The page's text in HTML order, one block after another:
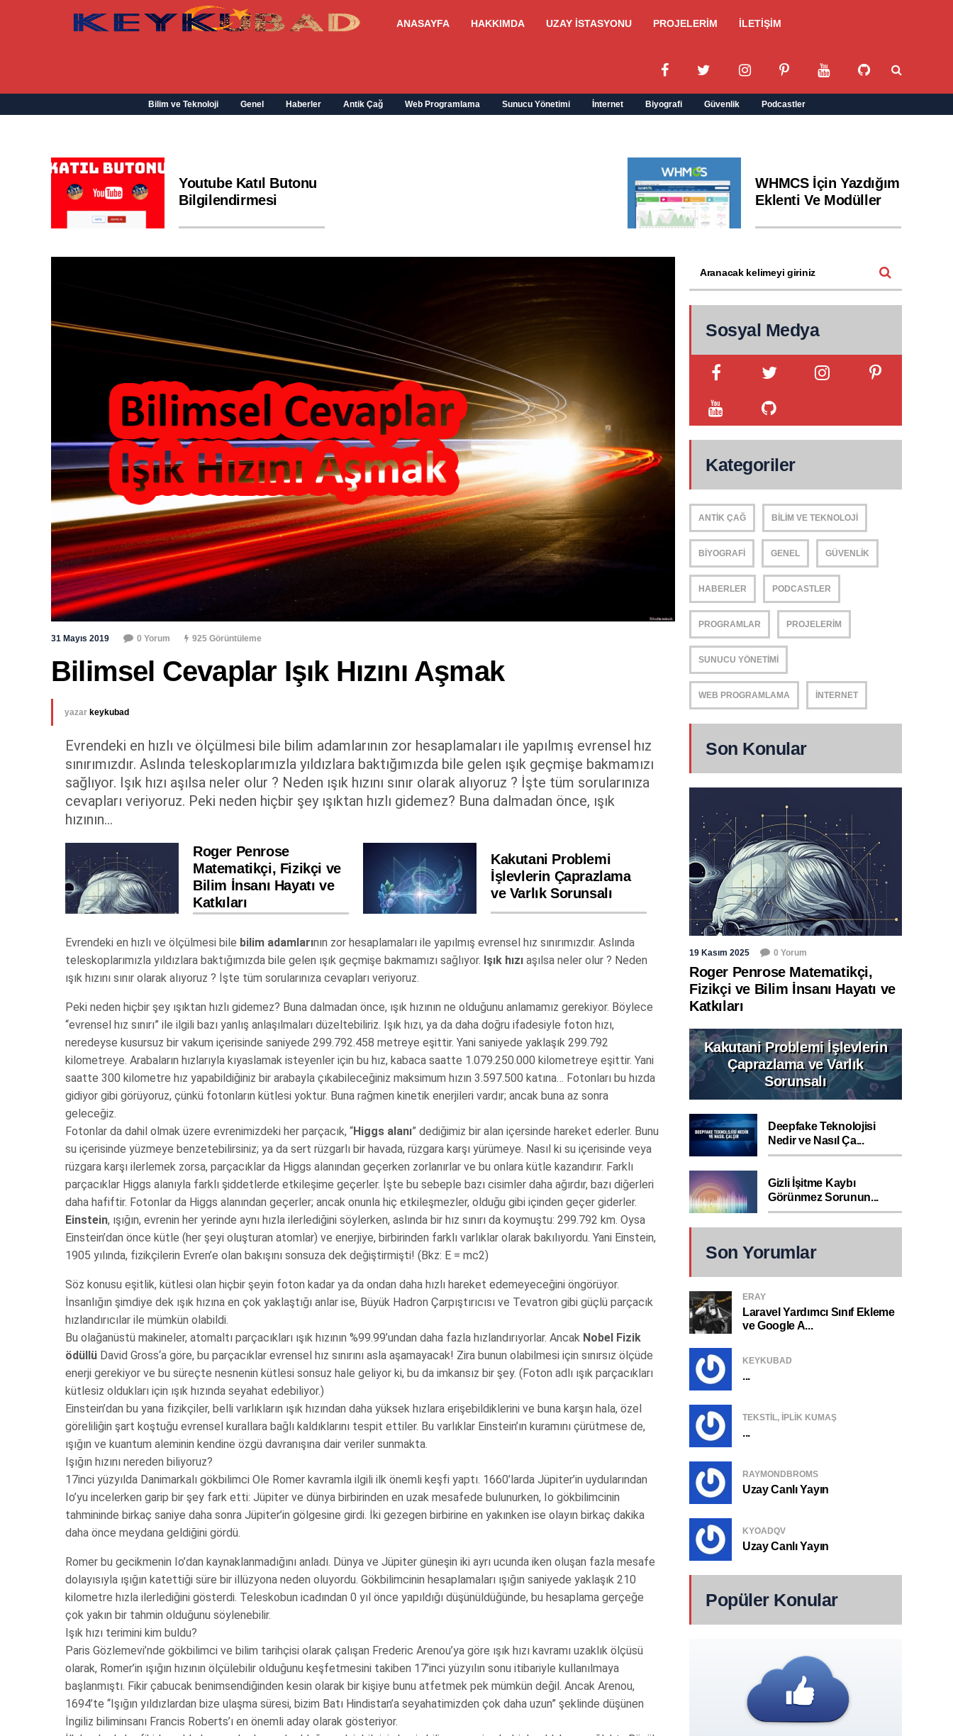
ANASAYFA HAKKIMDA UZAY İSTASYONU PROJELERİM İLETİŞİM
Bilim ve Teknoloji Genel Haberler Antik Çağ Web Programlama Sunucu Yönetimi İnternet Biyografi Güvenlik Podcastler
Youtube Katıl Butonu
Bilgilendirmesi
WHMCS İçin Yazdığım
Eklenti Ve Modüller
31 Mayıs 2019 0 Yorum 925 Görüntüleme
Bilimsel Cevaplar Işık Hızını Aşmak
yazar keykubad
Evrendeki en hızlı ve ölçülmesi bile bilim adamlarının zor hesaplamaları ile yapılmış evrensel hız
sınırımızdır. Aslında teleskoplarımızla yıldızlara baktığımızda bile gelen ışık geçmişe bakmamızı
sağlıyor. Işık hızı aşılsa neler olur ? Neden ışık hızını sınır olarak alıyoruz ? İşte tüm sorularınıza
cevapları veriyoruz. Peki neden hiçbir şey ışıktan hızlı gidemez? Buna dalmadan önce, ışık
hızının...
Roger Penrose
Matematikçi, Fizikçi ve
Bilim İnsanı Hayatı ve
Katkıları
Kakutani Problemi
İşlevlerin Çaprazlama
ve Varlık Sorunsalı
Evrendeki en hızlı ve ölçülmesi bile bilim adamlarının zor hesaplamaları ile yapılmış evrensel hız sınırımızdır. Aslında
teleskoplarımızla yıldızlara baktığımızda bile gelen ışık geçmişe bakmamızı sağlıyor. Işık hızı aşılsa neler olur ? Neden
ışık hızını sınır olarak alıyoruz ? İşte tüm sorularınıza cevapları veriyoruz.
Peki neden hiçbir şey ışıktan hızlı gidemez? Buna dalmadan önce, ışık hızının ne olduğunu anlamamız gerekiyor. Böylece
“evrensel hız sınırı” ile ilgili bazı yanlış anlaşılmaları düzeltebiliriz. Işık hızı, ya da daha doğru ifadesiyle foton hızı,
neredeyse kusursuz bir vakum içerisinde saniyede 299.792.458 metreye eşittir. Yani saniyede yaklaşık 299.792
kilometreye. Arabaların hızlarıyla kıyaslamak isteyenler için bu hız, kabaca saatte 1.079.250.000 kilometreye eşittir. Yani
saatte 300 kilometre hız yapabildiğiniz bir arabayla çıkabileceğiniz maksimum hızın 3.597.500 katına… Fotonları bu hızda
gidiyor gibi görüyoruz, çünkü fotonların kütlesi yoktur. Buna rağmen kinetik enerjileri vardır; ancak buna az sonra
geleceğiz.
Fotonlar da dahil olmak üzere evrenimizdeki her parçacık, “Higgs alanı” dediğimiz bir alan içersinde hareket ederler. Bunu
su içerisinde yüzmeye benzetebilirsiniz; ya da sert rüzgarlı bir havada, rüzgara karşı yürümeye. Nasıl ki su içerisinde veya
rüzgara karşı ilerlemek zorsa, parçacıklar da Higgs alanından geçerken zorlanırlar ve bu onlara kütle kazandırır. Farklı
parçacıklar Higgs alanıyla farklı şiddetlerde etkileşime geçerler. İşte bu sebeple bazı cisimler daha ağırdır, bazı diğerleri
daha hafiftir. Fotonlar da Higgs alanından geçerler; ancak onunla hiç etkileşmezler, olduğu gibi içinden geçer giderler.
Einstein, ışığın, evrenin her yerinde aynı hızla ilerlediğini söylerken, aslında bir hız sınırı da koymuştu: 299.792 km. Oysa
Einstein’dan önce kütle (her şeyi oluşturan atomlar) ve enerjiye, birbirinden farklı varlıklar olarak bakılıyordu. Yani Einstein,
1905 yılında, fizikçilerin Evren’e olan bakışını sonsuza dek değiştirmişti! (Bkz: E = mc2)
Söz konusu eşitlik, kütlesi olan hiçbir şeyin foton kadar ya da ondan daha hızlı hareket edemeyeceğini öngörüyor.
İnsanlığın şimdiye dek ışık hızına en çok yaklaştığı anlar ise, Büyük Hadron Çarpıştırıcısı ve Tevatron gibi güçlü parçacık
hızlandırıcılar ile mümkün olabildi.
Bu olağanüstü makineler, atomaltı parçacıkları ışık hızının %99.99’undan daha fazla hızlandırıyorlar. Ancak Nobel Fizik
ödüllü David Gross‘a göre, bu parçacıklar evrensel hız sınırını asla aşamayacak! Zira bunun olabilmesi için sınırsız ölçüde
enerji gerekiyor ve bu süreçte nesnenin kütlesi sonsuz hale geliyor ki, bu da imkansız bir şey. (Foton adlı ışık parçacıkları
kütlesiz oldukları için ışık hızında seyahat edebiliyor.)
Einstein’dan bu yana fizikçiler, belli varlıkların ışık hızından daha yüksek hızlara erişebildiklerini ve buna karşın hala, özel
göreliliğin şart koştuğu evrensel kurallara bağlı kaldıklarını tespit ettiler. Bu varlıklar Einstein’ın kuramını çürütmese de,
ışığın ve kuantum aleminin kendine özgü davranışına dair veriler sunmakta.
Işığın hızını nereden biliyoruz?
17inci yüzyılda Danimarkalı gökbilimci Ole Romer kavramla ilgili ilk önemli keşfi yaptı. 1660’larda Jüpiter’in uydularından
Io’yu incelerken garip bir şey fark etti: Jüpiter ve dünya birbirinden en uzak mesafede bulunurken, Io gökbilimcinin
tahmininde birkaç saniye daha sonra Jüpiter’in gölgesine girdi. İki gezegen birbirine en yakınken ise olayın birkaç dakika
daha önce meydana geldiğini gördü.
Romer bu gecikmenin Io’dan kaynaklanmadığını anladı. Dünya ve Jüpiter güneşin iki ayrı ucunda iken oluşan fazla mesafe
dolayısıyla ışığın katettiği süre bir illüzyona neden oluyordu. Gökbilimcinin hesaplamaları ışığın saniyede yaklaşık 210
kilometre hızla ilerlediğini gösterdi. Teleskobun icadından 0 yıl önce yapıldığı düşünüldüğünde, bu hesaplama gerçeğe
çok yakın bir tahmin olduğunu söylenebilir.
Işık hızı terimini kim buldu?
Paris Gözlemevi’nde gökbilimci ve bilim tarihçisi olarak çalışan Frederic Arenou’ya göre ışık hızı kavramı uzaklık ölçüsü
olarak, Romer’in ışığın hızının ölçülebilir olduğunu keşfetmesini takiben 17’inci yüzyılın sonu itibariyle kullanılmaya
başlanmıştı. Fikir çabucak benimsendiğinden kesin olarak bir kişiye bunu atfetmek pek mümkün değil. Ancak Arenou,
1694’te “Işığın yıldızlardan bize ulaşma süresi, bizim Batı Hindistan’a seyahatimizden çok daha uzun” şeklinde düşünen
İngiliz biliminsanı Francis Roberts’ı en önemli aday olarak gösteriyor.
Sosyal Medya
Kategoriler
ANTIK ÇAĞ BILIM VE TEKNOLOJI
BIYOGRAFI GENEL GÜVENLIK
HABERLER PODCASTLER
PROGRAMLAR PROJELERIM
SUNUCU YÖNETIMI
WEB PROGRAMLAMA İNTERNET
Son Konular
19 Kasım 2025 0 Yorum
Roger Penrose Matematikçi,
Fizikçi ve Bilim İnsanı Hayatı ve
Katkıları
Kakutani Problemi İşlevlerin
Çaprazlama ve Varlık
Sorunsalı
Deepfake Teknolojisi
Nedir ve Nasıl Ça...
Gizli İşitme Kaybı
Görünmez Sorunun...
Son Yorumlar
ERAY
Laravel Yardımcı Sınıf Ekleme
ve Google A...
KEYKUBAD
...
TEKSTIL, IPLIK KUMAŞ
...
RAYMONDBROMS
Uzay Canlı Yayın
KYOADQV
Uzay Canlı Yayın
Popüler Konular